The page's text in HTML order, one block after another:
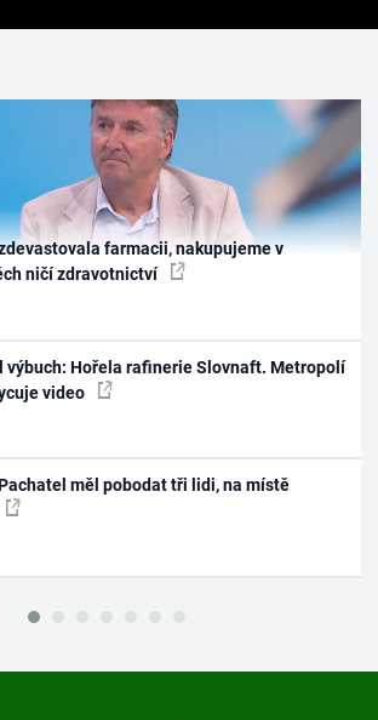
farmacii, nakupujeme v
ničí zdravotnictví
výbuch: Hořela rafinerie Slovnaft. Metropolí
video
měl pobodat tři lidi, na místě